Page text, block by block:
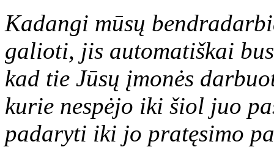
Kadangi mūsų
galioti, jis automatiškai
kad tie Jūsų įmonės
kurie nespėjo iki šiol juo
padaryti iki jo pratęsimo